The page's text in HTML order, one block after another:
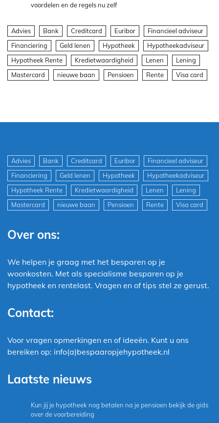
voordelen en de regels nu zelf
Advies Bank Creditcard Euribor
Financieel adviseur
Financiering
Geld lenen Hypotheek
Hypotheekadviseur
Hypotheek Rente
Kredietwaardigheid Lenen
Lening
Mastercard
nieuwe baan Pensioen Rente Visa card
Advies Bank Creditcard Euribor
Financieel adviseur
Financiering
Geld lenen Hypotheek
Hypotheekadviseur
Hypotheek Rente
Kredietwaardigheid Lenen
Lening
Mastercard
nieuwe baan Pensioen Rente Visa card
Over ons:
We helpen je graag met het besparen op je
woonkosten. Met als specialisme besparen op je
hypotheek en rentelast. Vragen en of tips stel ze gerust.
Contact:
Voor vragen opmerkingen en of ideeën. Kunt u ons
bereiken op: info(a)bespaaropjehypotheek.nl
Laatste nieuws
Kun jij je hypotheek nog betalen na je pensioen bekijk de gids
over de voorbereiding